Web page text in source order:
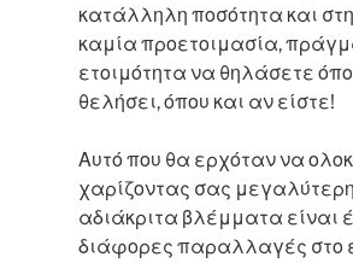
κατάλληλη ποσότητα και
καμία προετοιμασία,
ετοιμότητα να θηλάσετε
θελήσει, όπου και αν είστε!
Αυτό που θα ερχόταν να
χαρίζοντας σας
αδιάκριτα βλέμματα
διάφορες παραλλαγές στο